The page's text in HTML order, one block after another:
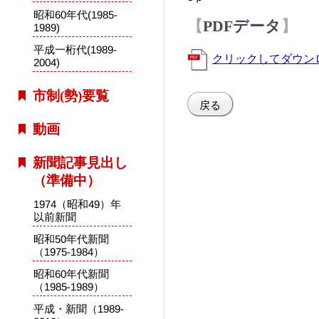
昭和60年代(1985-
1989)
平成一桁代(1989-
2004)
市制(勢)要覧
動画
新聞記事見出し
（準備中）
1974（昭和49）年
以前新聞
昭和50年代新聞
（1975-1984）
昭和60年代新聞
（1985-1989）
平成・新聞（1989-
PDFデータ
クリックしてダウン
戻る